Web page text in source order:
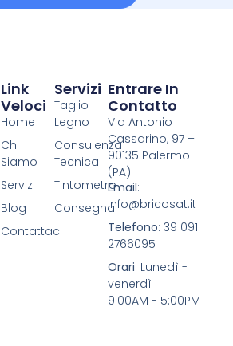
Servizi
Taglio
Legno
Consulenza
Tecnica
Tintometro
Consegna
Link
Veloci
Home
Chi
Siamo
Servizi
Blog
Contattaci
Entrare In
Contatto
Via Antonio
Cassarino, 97 –
90135 Palermo
(PA)
Email:
info@bricosat.it
Telefono: 39 091
2766095
Orari: Lunedì -
venerdì
9:00AM - 5:00PM